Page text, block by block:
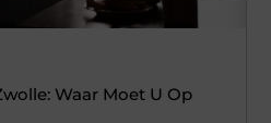
Waar Moet U Op